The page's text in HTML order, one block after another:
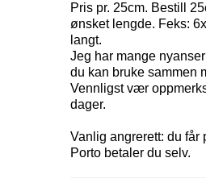
Pris pr. 25cm. Bestill
ønsket lengde. Feks:
langt.
Jeg har mange
du kan bruke sammen
Vennligst vær
dager.
Vanlig angrerett: du får
Porto betaler du selv.